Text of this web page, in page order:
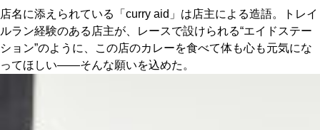
店名に添えられている「curry aid」は店主による造語。トレイ
ルラン経験のある店主が、レースで設けられる“エイドステー
ション”のように、この店のカレーを食べて体も心も元気にな
ってほしい——そんな願いを込めた。